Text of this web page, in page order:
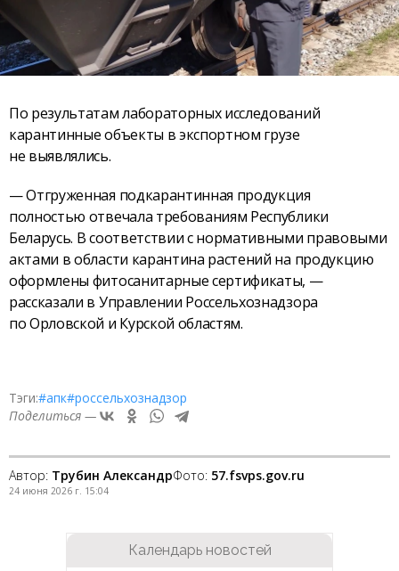
По результатам лабораторных исследований
карантинные объекты в экспортном грузе
не выявлялись.
— Отгруженная подкарантинная продукция
полностью отвечала требованиям Республики
Беларусь. В соответствии с нормативными правовыми
актами в области карантина растений на продукцию
оформлены фитосанитарные сертификаты, —
рассказали в Управлении Россельхознадзора
по Орловской и Курской областям.
Тэги:#апк#россельхознадзор
Поделиться —
Автор: Трубин АлександрФото: 57.fsvps.gov.ru
24 июня 2026 г. 15:04
Календарь новостей